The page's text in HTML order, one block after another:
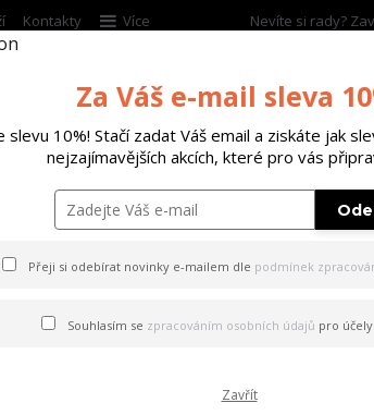
Kontakty Více Nevíte si rady?
DOPLŇKY DÁRKOVÉ
Plain Regular Basic T-Shirt brown 4XL
Regular Basic
Za Váš e-mail sleva
slevu 10%! Stačí zadat Váš email a ziskáte jak
nejzajímavějších akcích, které pro vás
Přeji si odebírat novinky e-mailem dle podmínek
Souhlasím se zpracováním osobních údajů pro
Zavřít